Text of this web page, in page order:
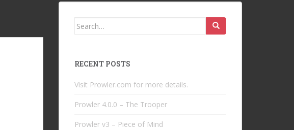
Search
RECENT POSTS
Visit Prowler.com for more details.
Prowler 4.0.0 – The Trooper
Prowler v3 – Piece of Mind